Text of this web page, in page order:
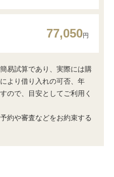
77,050円
易試算であり、実際には購
より借り入れの可否、年
ので、目安としてご利用く
約や審査などをお約束する